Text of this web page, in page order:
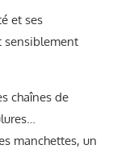
et ses
sensiblement
chaînes de
manchettes, un